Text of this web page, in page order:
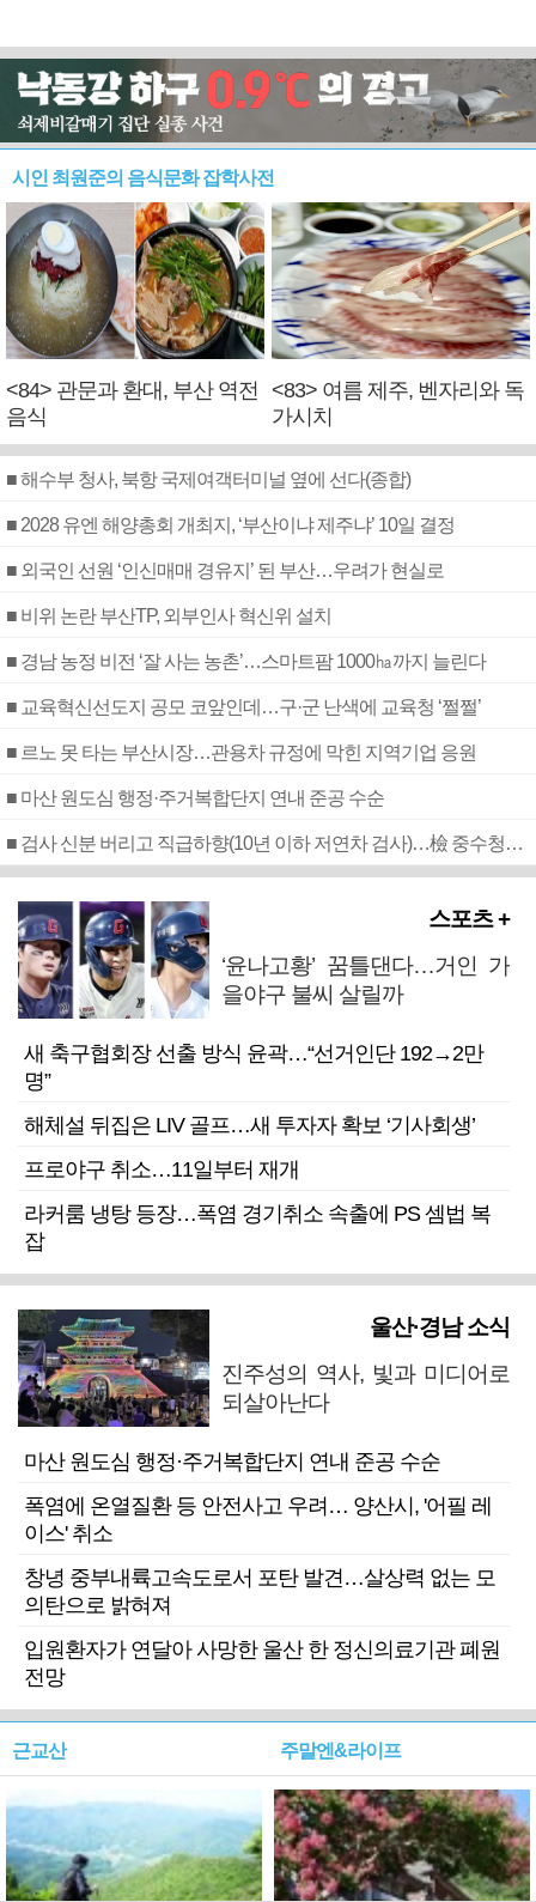
시인 최원준의 음식문화 잡학사전
<84> 관문과 환대, 부산 역전
음식
<83> 여름 제주, 벤자리와 독
가시치
■ 해수부 청사, 북항 국제여객터미널 옆에 선다(종합)
■ 2028 유엔 해양총회 개최지, ‘부산이냐 제주냐’ 10일 결정
■ 외국인 선원 ‘인신매매 경유지’ 된 부산…우려가 현실로
■ 비위 논란 부산TP, 외부인사 혁신위 설치
■ 경남 농정 비전 ‘잘 사는 농촌’…스마트팜 1000㏊까지 늘린다
■ 교육혁신선도지 공모 코앞인데…구·군 난색에 교육청 ‘쩔쩔’
■ 르노 못 타는 부산시장…관용차 규정에 막힌 지역기업 응원
■ 마산 원도심 행정·주거복합단지 연내 준공 수순
■ 검사 신분 버리고 직급하향(10년 이하 저연차 검사)…檢 중수청행 기피
스포츠 +
‘윤나고황’ 꿈틀댄다…거인 가
을야구 불씨 살릴까
새 축구협회장 선출 방식 윤곽…“선거인단 192→2만
명”
해체설 뒤집은 LIV 골프…새 투자자 확보 ‘기사회생’
프로야구 취소…11일부터 재개
라커룸 냉탕 등장…폭염 경기취소 속출에 PS 셈법 복
잡
울산·경남 소식
진주성의 역사, 빛과 미디어로
되살아난다
마산 원도심 행정·주거복합단지 연내 준공 수순
폭염에 온열질환 등 안전사고 우려… 양산시, '어필 레
이스' 취소
창녕 중부내륙고속도로서 포탄 발견…살상력 없는 모
의탄으로 밝혀져
입원환자가 연달아 사망한 울산 한 정신의료기관 폐원
전망
근교산 주말엔&라이프